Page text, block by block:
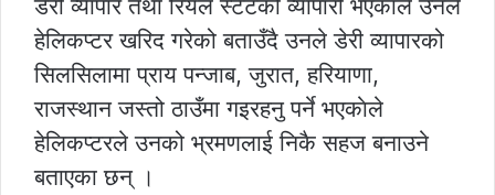
डेरी व्यापार तथा रियल स्टेटको व्यापारी भएकाले उनले
हेलिकप्टर खरिद गरेको बताउँदै उनले डेरी व्यापारको
सिलसिलामा प्राय पन्जाब, जुरात, हरियाणा,
राजस्थान जस्तो ठाउँमा गइरहनु पर्ने भएकाेले
हेलिकप्टरले उनको भ्रमणलाई निकै सहज बनाउने
बताएका छन् ।